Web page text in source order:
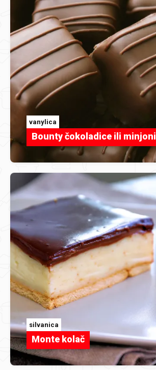
vanylica
Bounty čokoladice ili minjoni
silvanica
Monte kolač